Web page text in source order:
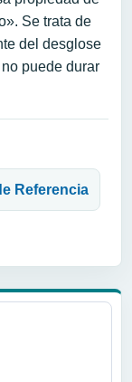
Se trata de
del desglose
puede durar
Referencia